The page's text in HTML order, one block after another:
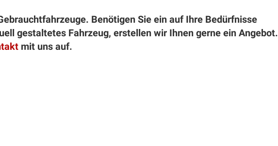
Benötigen Sie ein auf Ihre Bedürfnisse
gestaltetes Fahrzeug, erstellen wir Ihnen gerne ein Angebot.
mit uns auf.